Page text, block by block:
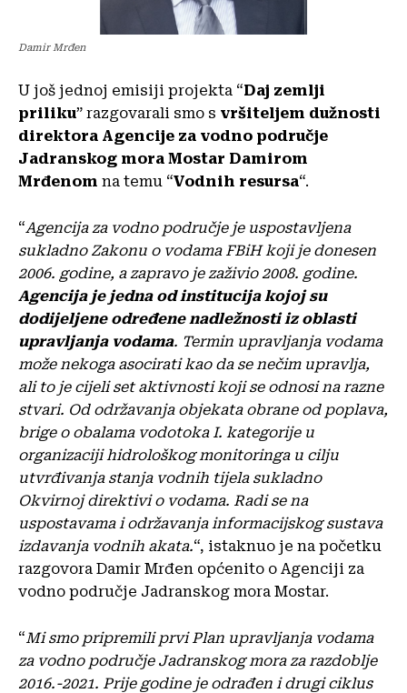
Damir Mrđen
U još jednoj emisiji projekta “Daj zemlji
priliku” razgovarali smo s vršiteljem dužnosti
direktora Agencije za vodno područje
Jadranskog mora Mostar Damirom
Mrđenom na temu “Vodnih resursa“.
“Agencija za vodno područje je uspostavljena
sukladno Zakonu o vodama FBiH koji je donesen
2006. godine, a zapravo je zaživio 2008. godine.
Agencija je jedna od institucija kojoj su
dodijeljene određene nadležnosti iz oblasti
upravljanja vodama. Termin upravljanja vodama
može nekoga asocirati kao da se nečim upravlja,
ali to je cijeli set aktivnosti koji se odnosi na razne
stvari. Od održavanja objekata obrane od poplava,
brige o obalama vodotoka I. kategorije u
organizaciji hidrološkog monitoringa u cilju
utvrđivanja stanja vodnih tijela sukladno
Okvirnoj direktivi o vodama. Radi se na
uspostavama i održavanja informacijskog sustava
izdavanja vodnih akata.“, istaknuo je na početku
razgovora Damir Mrđen općenito o Agenciji za
vodno područje Jadranskog mora Mostar.
“Mi smo pripremili prvi Plan upravljanja vodama
za vodno područje Jadranskog mora za razdoblje
2016.-2021. Prije godine je odrađen i drugi ciklus